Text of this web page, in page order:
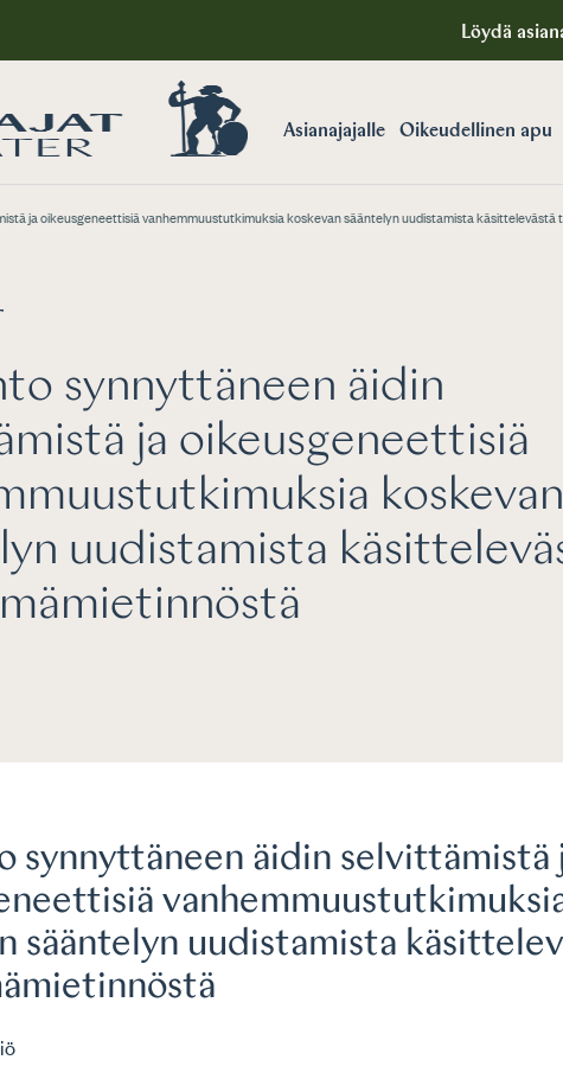
Löydä
Asianajajalle Oikeudellinen apu
ja oikeusgeneettisiä vanhemmuustutkimuksia koskevan sääntelyn uudistamista
synnyttäneen äidin
ja oikeusgeneettisiä
koskevan
uudistamista
synnyttäneen äidin selvittämistä
sääntelyn uudistamista